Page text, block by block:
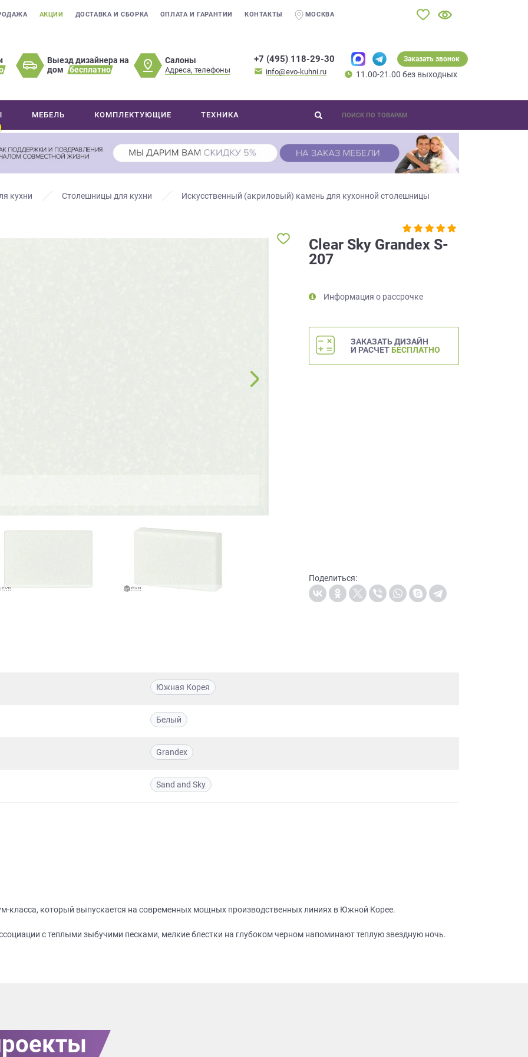
АКЦИИ ДОСТАВКА И СБОРКА ОПЛАТА И ГАРАНТИИ КОНТАКТЫ МОСКВА
Выезд дизайнера на
дом
бесплатно
Салоны
Адреса, телефоны
+7 (495) 118-29-30
info@evo-kuhni.ru
Заказать звонок
11.00-21.00 без выходных
МЕБЕЛЬ КОМПЛЕКТУЮЩИЕ ТЕХНИКА
кухни Столешницы для кухни
Искусственный (акриловый) камень для кухонной столешницы
Clear Sky Grandex S-
207
Информация о рассрочке
ЗАКАЗАТЬ ДИЗАЙН
И РАСЧЕТ БЕСПЛАТНО
Поделиться:
Южная Корея
Белый
Grandex
Sand and Sky
класса, который выпускается на современных мощных производственных линиях в Южной Корее.
с теплыми зыбучими песками, мелкие блестки на глубоком черном напоминают теплую звездную ночь.